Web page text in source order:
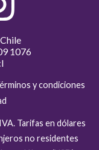
1076
y condiciones
Tarifas en dólares
no residentes